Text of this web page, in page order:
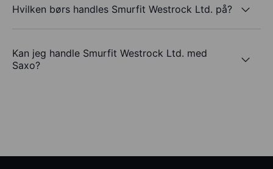
Hvilken børs handles Smurfit Westrock Ltd. på?
Kan jeg handle Smurfit Westrock Ltd. med
Saxo?